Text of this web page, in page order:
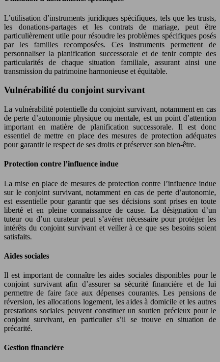
L’utilisation d’instruments juridiques spécifiques, tels que les trusts,
les donations-partages et les contrats de mariage, peut être
particulièrement utile pour résoudre les problèmes spécifiques posés
par les familles recomposées. Ces instruments permettent de
personnaliser la planification successorale et de tenir compte des
particularités de chaque situation familiale, assurant ainsi une
transmission du patrimoine harmonieuse et équitable.
Vulnérabilité du conjoint survivant
La vulnérabilité potentielle du conjoint survivant, notamment en cas
de perte d’autonomie physique ou mentale, est un point d’attention
important en matière de planification successorale. Il est donc
essentiel de mettre en place des mesures de protection adéquates
pour garantir le respect de ses droits et préserver son bien-être.
Protection contre l’influence indue
La mise en place de mesures de protection contre l’influence indue
sur le conjoint survivant, notamment en cas de perte d’autonomie,
est essentielle pour garantir que ses décisions sont prises en toute
liberté et en pleine connaissance de cause. La désignation d’un
tuteur ou d’un curateur peut s’avérer nécessaire pour protéger les
intérêts du conjoint survivant et veiller à ce que ses besoins soient
satisfaits.
Aides sociales
Il est important de connaître les aides sociales disponibles pour le
conjoint survivant afin d’assurer sa sécurité financière et de lui
permettre de faire face aux dépenses courantes. Les pensions de
réversion, les allocations logement, les aides à domicile et les autres
prestations sociales peuvent constituer un soutien précieux pour le
conjoint survivant, en particulier s’il se trouve en situation de
précarité.
Gestion financière